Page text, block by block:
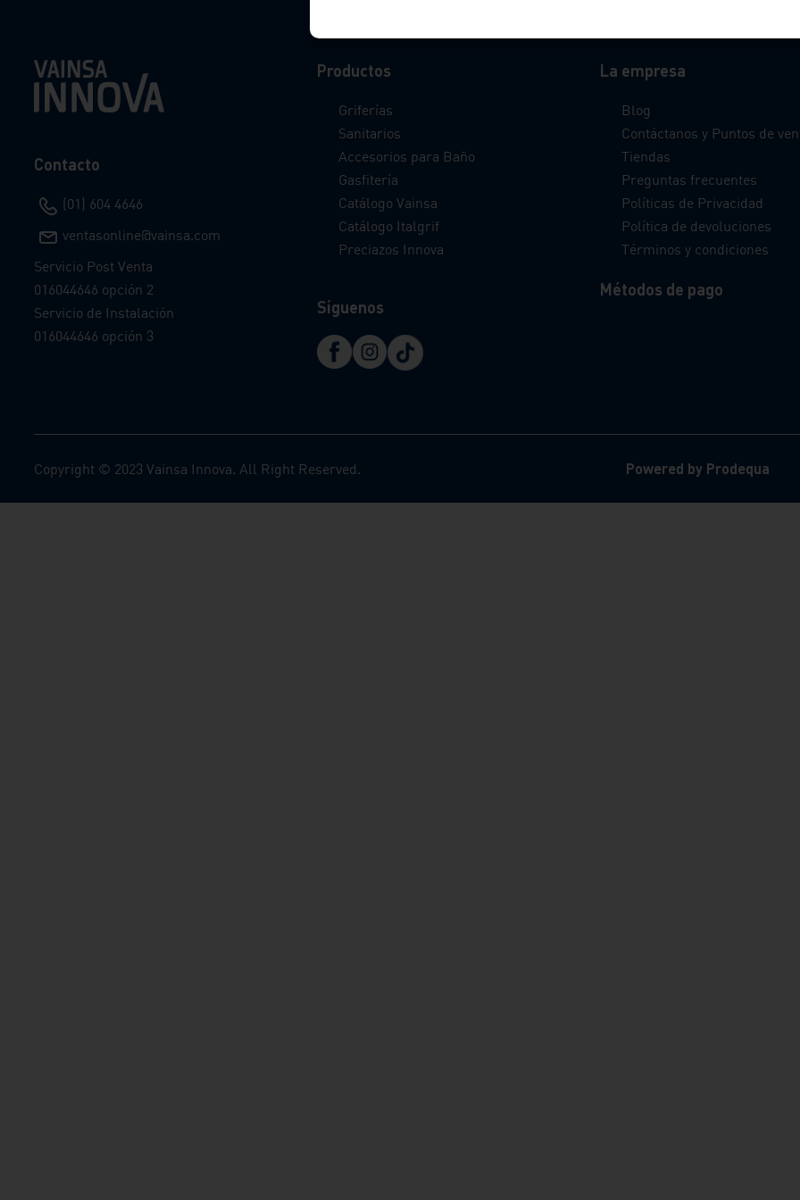
Contacto
(01) 604 4646
ventasonline@vainsa.com
Servicio Post Venta
016044646 opción 2
Servicio de Instalación
016044646 opción 3
Productos
Griferías
Sanitarios
Accesorios para Baño
Gasfitería
Catálogo Vainsa
Catálogo Italgrif
Preciazos Innova
Síguenos
La empresa
Blog
Contáctanos y Puntos de
Tiendas
Preguntas frecuentes
Políticas de Privacidad
Política de devoluciones
Términos y condiciones
Métodos de pago
Copyright © 2023 Vainsa Innova. All Right Reserved. Powered by Prodequa